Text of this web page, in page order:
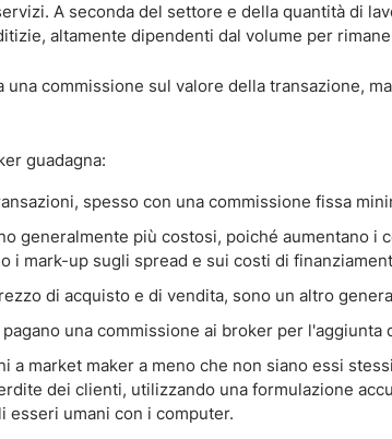
A seconda del settore e della quantità di
altamente dipendenti dal volume per
commissione sul valore della transazione,
guadagna:
spesso con una commissione fissa
generalmente più costosi, poiché aumentano i
i mark-up sugli spread e sui costi di
di acquisto e di vendita, sono un altro
una commissione ai broker per l'aggiunta
a market maker a meno che non siano essi
dei clienti, utilizzando una formulazione
umani con i computer.